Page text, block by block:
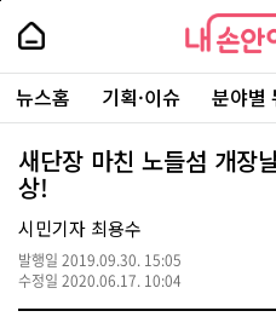
본
로
가
내
손
안
에
서
울
-
서
울
시
대
표
소
통
포
내
손
에
울
주
요
서
뉴스홈 기획·이슈 분야별
새단장 마친 노들섬 개장
상!
시민기자 최용수
발행일 2019.09.30. 15:05
수정일 2020.06.17. 10:04
페
상
단
로